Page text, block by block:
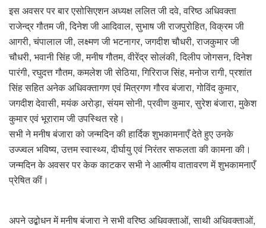
इस अवसर पर बार एसोसिएशन अध्यक्ष ललित जी दवे, वरिष्ठ अधिवक्ता
राजेन्द्र गौतम जी, दिनेश जी आदिवाल, सुभाष जी राजपुरोहित, विक्रम जी
आगरी, चंपालाल जी, लक्ष्मण जी भटनागर, जगदीश चौधरी, राजकुमार जी
चौधरी, भवानी सिंह जी, मनीष गौतम, वीरेंद्र सोलंकी, दिलीप जोगसन, दिनेश
पारंगी, रघुदत्त गौतम, कमलेश जी सेठिया, गिरिराज सिंह, मनोज रागी, प्रशांत
सिंह सहित अनेक अधिवक्तागण एवं मित्रगण गौरव बंजारा, गोविंद कुमार,
जगदीश देवासी, मयंक अरोड़ा, संयम सोनी, प्रवीण कुमार, सुरेश बंजारा, मुकेश
कुमार एवं भूराराम जी उपस्थित रहे।
सभी ने मनीष बंजारा को जन्मदिन की हार्दिक शुभकामनाएँ देते हुए उनके
उज्ज्वल भविष्य, उत्तम स्वास्थ्य, दीर्घायु एवं निरंतर सफलता की कामना की।
जन्मदिन के अवसर पर केक काटकर सभी ने आत्मीय वातावरण में शुभकामनाएँ
प्रेषित कीं।
अपने उद्बोधन में मनीष बंजारा ने सभी वरिष्ठ अधिवक्ताओं, साथी अधिवक्ताओं,